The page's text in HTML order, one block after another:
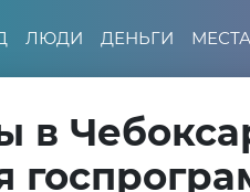
ЛЮДИ ДЕНЬГИ МЕСТА
в